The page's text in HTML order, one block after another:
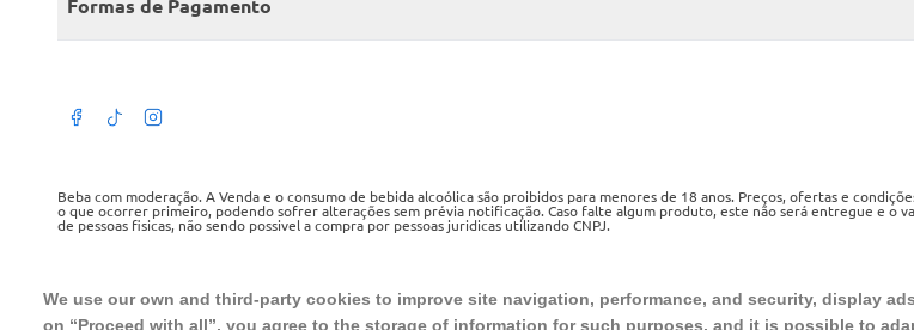
We use our own and third-party cookies to improve site navigation, performance, and security, display
on “Proceed with all”, you agree to the storage of information for such purposes, and it is possible to
Member’s Mark
Atendimento em libras
Termos de Uso
Política de privacidade
Beba com moderação. A Venda e o consumo de bebida alcoólica são proibidos para menores de 18 anos. Preços, ofertas e
o que ocorrer primeiro, podendo sofrer alterações sem prévia notificação. Caso falte algum produto, este não será entregue e o
de pessoas fisicas, não sendo possivel a compra por pessoas juridicas utilizando CNPJ.
Tel.: 4020 5054